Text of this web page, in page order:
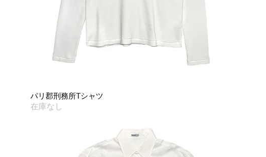
パリ郡刑務所Tシャツ
在庫なし